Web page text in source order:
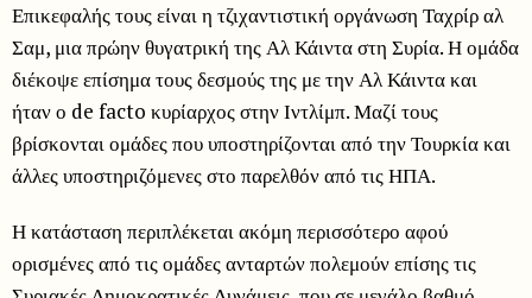
Επικεφαλής τους είναι η τζιχαντιστική οργάνωση Ταχρίρ αλ
Σαμ, μια πρώην θυγατρική της Αλ Κάιντα στη Συρία. Η ομάδα
διέκοψε επίσημα τους δεσμούς της με την Αλ Κάιντα και
ήταν ο de facto κυρίαρχος στην Ιντλίμπ. Μαζί τους
βρίσκονται ομάδες που υποστηρίζονται από την Τουρκία και
άλλες υποστηριζόμενες στο παρελθόν από τις ΗΠΑ.
Η κατάσταση περιπλέκεται ακόμη περισσότερο αφού
ορισμένες από τις ομάδες ανταρτών πολεμούν επίσης τις